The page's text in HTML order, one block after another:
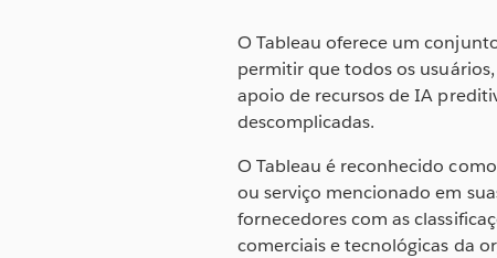
O Tableau oferece um
permitir que todos os
apoio de recursos de IA
descomplicadas.
O Tableau é reconhecido
ou serviço mencionado em
fornecedores com as
comerciais e tecnológicas da